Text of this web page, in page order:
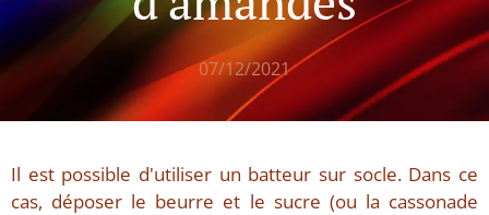
07/12/2021
Il est possible d'utiliser un batteur sur socle. Dans ce
cas, déposer le beurre et le sucre (ou la cassonade